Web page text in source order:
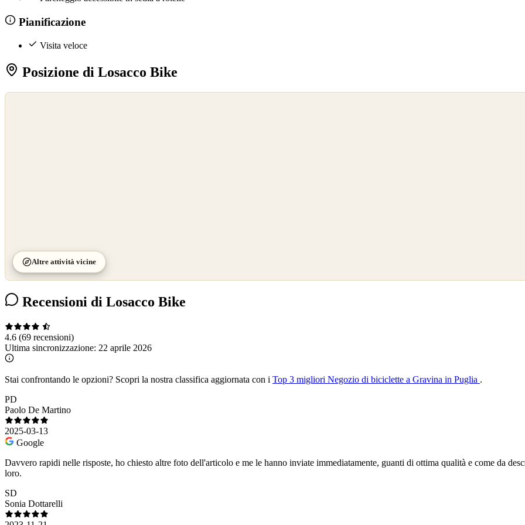
Pianificazione
Visita veloce
Posizione di Losacco Bike
Altre attività vicine
Recensioni di Losacco Bike
4.6 (69 recensioni)
Ultima sincronizzazione: 22 aprile 2026
Stai confrontando le opzioni? Scopri la nostra classifica aggiornata con i Top 3 migliori Negozio di biciclette a Gravina in Puglia .
PD
Paolo De Martino
2025-03-13
Google
Davvero rapidi nelle risposte, ho chiesto altre foto dell'articolo e me le hanno inviate immediatamente, guanti di ottima qualità e come da
loro.
SD
Sonia Dottarelli